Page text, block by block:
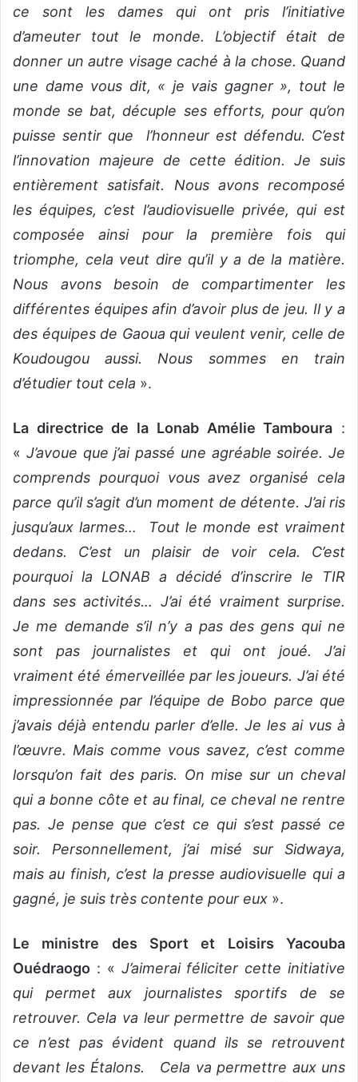
ce sont les dames qui ont pris l’initiative
d’ameuter tout le monde. L’objectif était de
donner un autre visage caché à la chose. Quand
une dame vous dit, « je vais gagner », tout le
monde se bat, décuple ses efforts, pour qu’on
puisse sentir que l’honneur est défendu. C’est
l’innovation majeure de cette édition. Je suis
entièrement satisfait. Nous avons recomposé
les équipes, c’est l’audiovisuelle privée, qui est
composée ainsi pour la première fois qui
triomphe, cela veut dire qu’il y a de la matière.
Nous avons besoin de compartimenter les
différentes équipes afin d’avoir plus de jeu. Il y a
des équipes de Gaoua qui veulent venir, celle de
Koudougou aussi. Nous sommes en train
d’étudier tout cela ».
La directrice de la Lonab Amélie Tamboura :
« J’avoue que j’ai passé une agréable soirée. Je
comprends pourquoi vous avez organisé cela
parce qu’il s’agit d’un moment de détente. J’ai ris
jusqu’aux larmes… Tout le monde est vraiment
dedans. C’est un plaisir de voir cela. C’est
pourquoi la LONAB a décidé d’inscrire le TIR
dans ses activités… J’ai été vraiment surprise.
Je me demande s’il n’y a pas des gens qui ne
sont pas journalistes et qui ont joué. J’ai
vraiment été émerveillée par les joueurs. J’ai été
impressionnée par l’équipe de Bobo parce que
j’avais déjà entendu parler d’elle. Je les ai vus à
l’œuvre. Mais comme vous savez, c’est comme
lorsqu’on fait des paris. On mise sur un cheval
qui a bonne côte et au final, ce cheval ne rentre
pas. Je pense que c’est ce qui s’est passé ce
soir. Personnellement, j’ai misé sur Sidwaya,
mais au finish, c’est la presse audiovisuelle qui a
gagné, je suis très contente pour eux ».
Le ministre des Sport et Loisirs Yacouba
Ouédraogo : « J’aimerai féliciter cette initiative
qui permet aux journalistes sportifs de se
retrouver. Cela va leur permettre de savoir que
ce n’est pas évident quand ils se retrouvent
devant les Étalons. Cela va permettre aux uns